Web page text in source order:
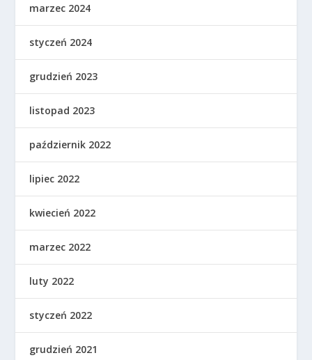
marzec 2024
styczeń 2024
grudzień 2023
listopad 2023
październik 2022
lipiec 2022
kwiecień 2022
marzec 2022
luty 2022
styczeń 2022
grudzień 2021